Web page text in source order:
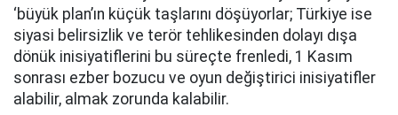
‘büyük plan’ın küçük taşlarını döşüyorlar; Türkiye ise
siyasi belirsizlik ve terör tehlikesinden dolayı dışa
dönük inisiyatiflerini bu süreçte frenledi, 1 Kasım
sonrası ezber bozucu ve oyun değiştirici inisiyatifler
alabilir, almak zorunda kalabilir.